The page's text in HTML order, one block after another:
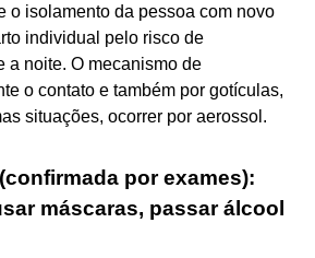
o isolamento da pessoa com novo
individual pelo risco de
a noite. O mecanismo de
o contato e também por gotículas,
situações, ocorrer por aerossol.
por exames):
máscaras, passar álcool